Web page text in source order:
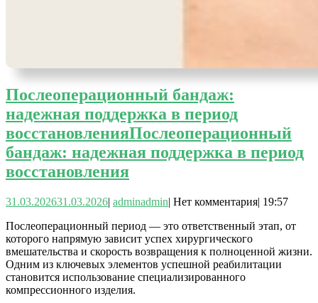
Послеоперационный бандаж:
надежная поддержка в период
восстановленияПослеоперационный
бандаж: надежная поддержка в период
восстановления
31.03.202631.03.2026| adminadmin| Нет комментария| 19:57
Послеоперационный период — это ответственный этап, от
которого напрямую зависит успех хирургического
вмешательства и скорость возвращения к полноценной жизни.
Одним из ключевых элементов успешной реабилитации
становится использование специализированного
компрессионного изделия.